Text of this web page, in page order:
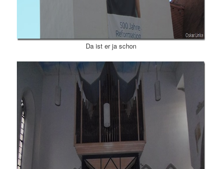
Da ist er ja schon